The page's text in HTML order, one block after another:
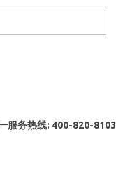
服务热线: 400-820-8103